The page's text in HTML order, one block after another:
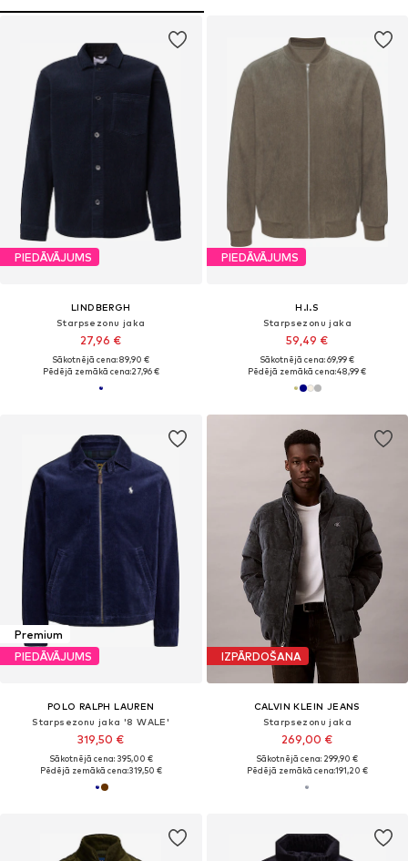
PIEDĀVĀJUMS
LINDBERGH
Starpsezonu jaka
27,96 €
Sākotnējā cena: 89,90 €
Pēdējā zemākā cena:27,96 €
PIEDĀVĀJUMS
H.I.S
Starpsezonu jaka
59,49 €
Sākotnējā cena: 69,99 €
Pēdējā zemākā cena:48,99 €
Premium
PIEDĀVĀJUMS
POLO RALPH LAUREN
Starpsezonu jaka '8 WALE'
319,50 €
Sākotnējā cena: 395,00 €
Pēdējā zemākā cena:319,50 €
IZPĀRDOŠANA
CALVIN KLEIN JEANS
Starpsezonu jaka
269,00 €
Sākotnējā cena: 299,90 €
Pēdējā zemākā cena:191,20 €